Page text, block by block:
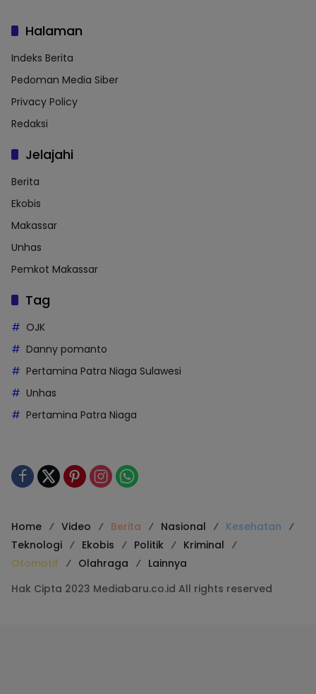
Halaman
Indeks Berita
Pedoman Media Siber
Privacy Policy
Redaksi
Jelajahi
Berita
Ekobis
Makassar
Unhas
Pemkot Makassar
Tag
OJK
Danny pomanto
Pertamina Patra Niaga Sulawesi
Unhas
Pertamina Patra Niaga
Home Video Berita Nasional
Kesehatan
Teknologi
Ekobis Politik
Kriminal
Otomotif
Olahraga
Lainnya
Hak Cipta 2023 Mediabaru.co.id All rights reserved